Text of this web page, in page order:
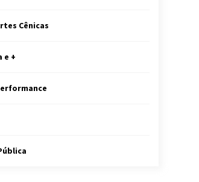
Cênicas
e +